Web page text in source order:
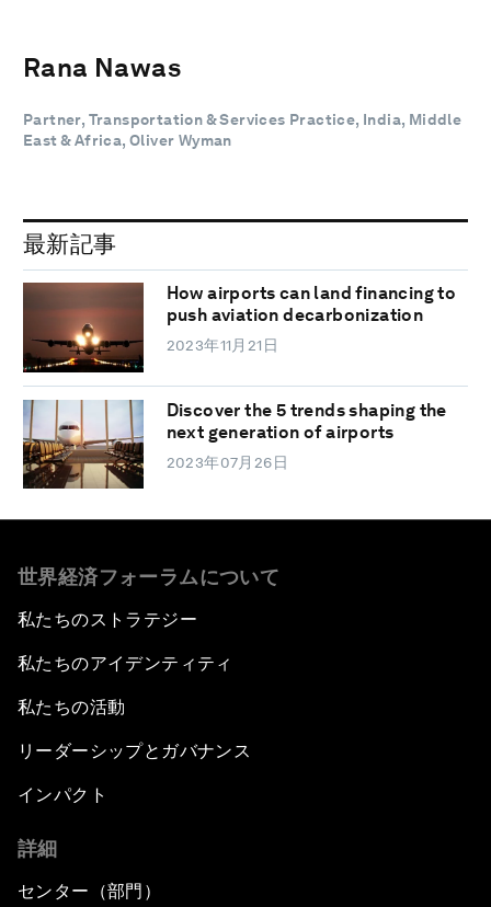
Rana Nawas
Partner, Transportation & Services Practice, India, Middle
East & Africa, Oliver Wyman
最新記事
How airports can land financing to
push aviation decarbonization
2023年11月21日
Discover the 5 trends shaping the
next generation of airports
2023年07月26日
世界経済フォーラムについて
私たちのストラテジー
私たちのアイデンティティ
私たちの活動
リーダーシップとガバナンス
インパクト
詳細
センター（部門）